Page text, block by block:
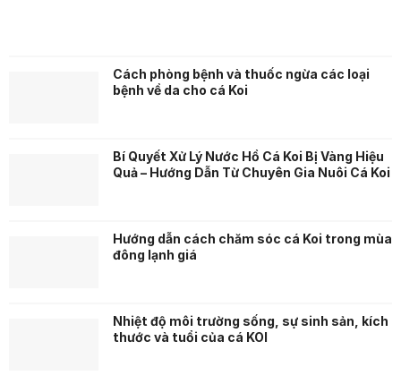
Cách phòng bệnh và thuốc ngừa các loại
bệnh về da cho cá Koi
Bí Quyết Xử Lý Nước Hồ Cá Koi Bị Vàng Hiệu
Quả – Hướng Dẫn Từ Chuyên Gia Nuôi Cá Koi
Hướng dẫn cách chăm sóc cá Koi trong mùa
đông lạnh giá
Nhiệt độ môi trường sống, sự sinh sản, kích
thước và tuổi của cá KOI